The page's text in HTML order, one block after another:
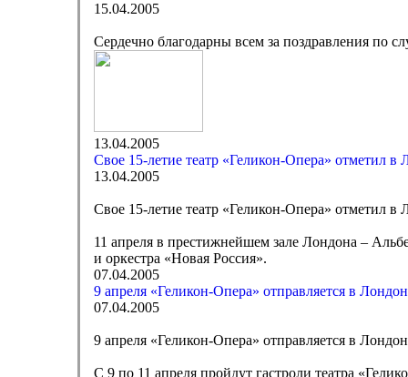
15.04.2005
Сердечно благодарны всем за поздравления по
13.04.2005
Свое 15-летие театр «Геликон-Опера» отметил в
13.04.2005
Свое 15-летие театр «Геликон-Опера» отметил в
11 апреля в престижнейшем зале Лондона –
и оркестра «Новая Россия».
07.04.2005
9 апреля «Геликон-Опера» отправляется в Лондон
07.04.2005
9 апреля «Геликон-Опера» отправляется в Лондон
С 9 по 11 апреля пройдут гастроли театра